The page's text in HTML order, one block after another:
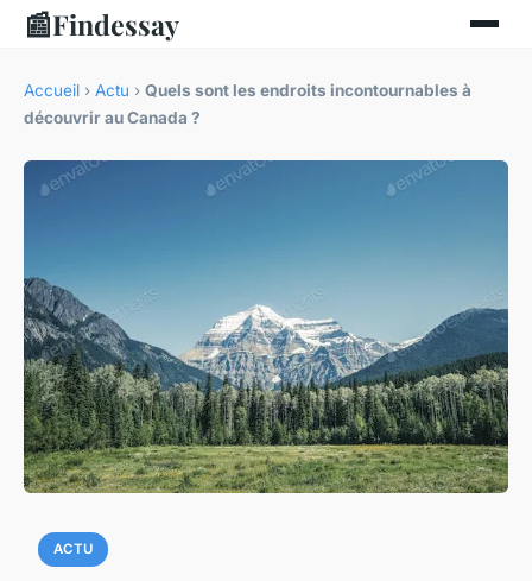
📰Findessay
Accueil › Actu › Quels sont les endroits incontournables à
découvrir au Canada ?
ACTU